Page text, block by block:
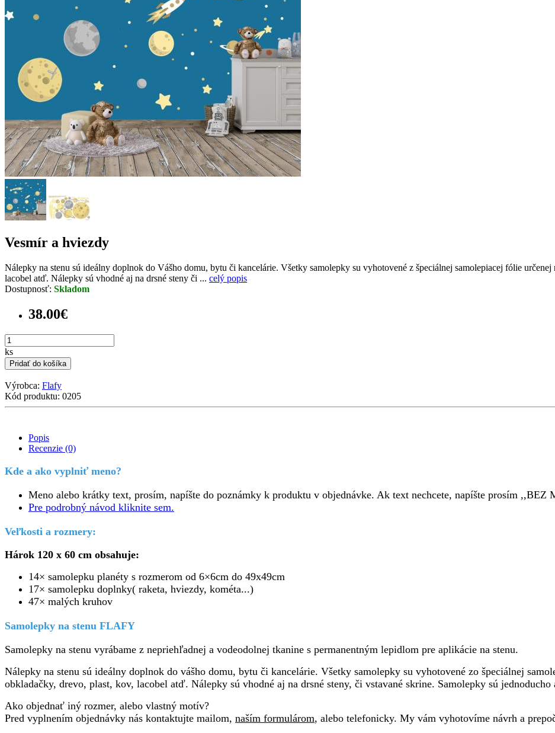
Vesmír a hviezdy
Nálepky na stenu sú ideálny doplnok do Vášho domu, bytu či kancelárie. Všetky samolepky su vyhotovené z špeciálnej samolepiacej fólie
lacobel atď. Nálepky sú vhodné aj na drsné steny či ... celý popis
Dostupnosť: Skladom
38.00€
ks
Pridať do košíka
Výrobca: Flafy
Kód produktu: 0205
Popis
Recenzie (0)
Kde a ako vyplniť meno?
Meno alebo krátky text, prosím, napíšte do poznámky k produktu v objednávke. Ak text nechcete, napíšte prosím ,,BEZ
Pre podrobný návod kliknite sem.
Veľkosti a rozmery:
Hárok 120 x 60 cm obsahuje:
14× samolepku planéty s rozmerom od 6×6cm do 49x49cm
17× samolepku doplnky( raketa, hviezdy, kométa...)
47× malých kruhov
Samolepky na stenu FLAFY
Samolepky na stenu vyrábame z nepriehľadnej a vodeodolnej tkanine s permanentným lepidlom pre aplikácie na stenu.
Nálepky na stenu sú ideálny doplnok do vášho domu, bytu či kancelárie. Všetky samolepky su vyhotovené zo špeciálnej
obkladačky, drevo, plast, kov, lacobel atď. Nálepky sú vhodné aj na drsné steny, či vstavané skrine. Samolepky sú
Ako objednať iný rozmer, alebo vlastný motív?
Pred vyplnením objednávky nás kontaktujte mailom, naším formulárom, alebo telefonicky. My vám vyhotovíme návrh a